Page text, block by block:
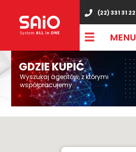
(22) 331 31 22
MENU
GDZIE KUPIĆ
Wyszukaj agentów, z którymi
współpracujemy.